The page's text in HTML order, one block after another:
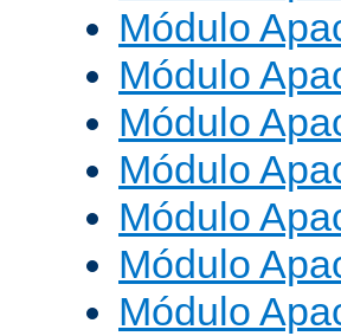
Módulo
Módulo
Módulo
Módulo
Módulo
Módulo
Módulo